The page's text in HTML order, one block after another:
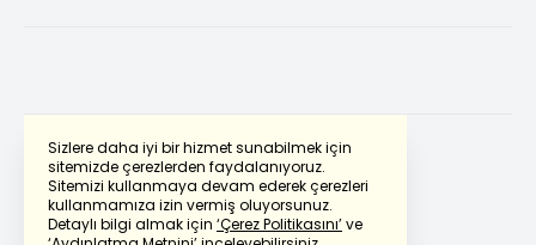
Sizlere daha iyi bir hizmet sunabilmek için
sitemizde çerezlerden faydalanıyoruz.
Sitemizi kullanmaya devam ederek çerezleri
kullanmamıza izin vermiş oluyorsunuz.
Detaylı bilgi almak için ‘Çerez Politikasını’ve
Powered by Translate